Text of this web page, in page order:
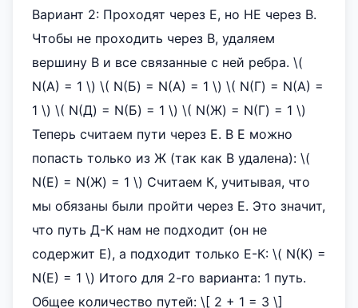
Вариант 2: Проходят через Е, но НЕ через В.
Чтобы не проходить через В, удаляем
вершину В и все связанные с ней ребра. \(
N(A) = 1 \) \( N(Б) = N(A) = 1 \) \( N(Г) = N(A) =
1 \) \( N(Д) = N(Б) = 1 \) \( N(Ж) = N(Г) = 1 \)
Теперь считаем пути через Е. В Е можно
попасть только из Ж (так как В удалена): \(
N(E) = N(Ж) = 1 \) Считаем К, учитывая, что
мы обязаны были пройти через Е. Это значит,
что путь Д-К нам не подходит (он не
содержит Е), а подходит только Е-К: \( N(К) =
N(E) = 1 \) Итого для 2-го варианта: 1 путь.
Общее количество путей: \[ 2 + 1 = 3 \]